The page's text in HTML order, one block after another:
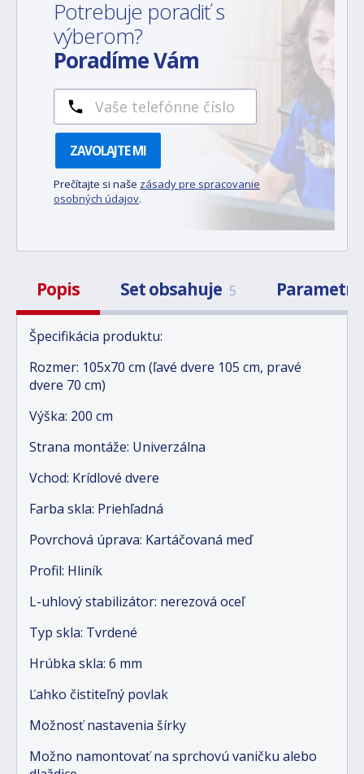
Potrebuje poradiť s
výberom?
Poradíme Vám
ZAVOLAJTE MI
Prečítajte si naše zásady pre spracovanie
osobných údajov.
Popis Set obsahuje 5 Parametre
Špecifikácia produktu:
Rozmer: 105x70 cm (ľavé dvere 105 cm, pravé
dvere 70 cm)
Výška: 200 cm
Strana montáže: Univerzálna
Vchod: Krídlové dvere
Farba skla: Priehľadná
Povrchová úprava: Kartáčovaná meď
Profil: Hliník
L-uhlový stabilizátor: nerezová oceľ
Typ skla: Tvrdené
Hrúbka skla: 6 mm
Ľahko čistiteľný povlak
Možnosť nastavenia šírky
Možno namontovať na sprchovú vaničku alebo